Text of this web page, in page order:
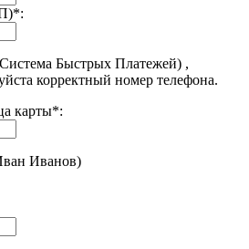
*:
Быстрых Платежей) ,
корректный номер телефона.
карты*:
Иванов)